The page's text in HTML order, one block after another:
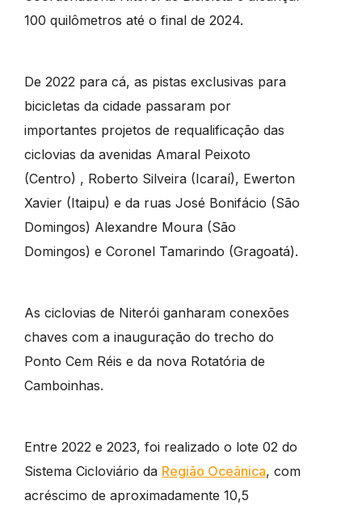
100 quilômetros até o final de 2024.
De 2022 para cá, as pistas exclusivas para
bicicletas da cidade passaram por
importantes projetos de requalificação das
ciclovias da avenidas Amaral Peixoto
(Centro) , Roberto Silveira (Icaraí), Ewerton
Xavier (Itaipu) e da ruas José Bonifácio (São
Domingos) Alexandre Moura (São
Domingos) e Coronel Tamarindo (Gragoatá).
As ciclovias de Niterói ganharam conexões
chaves com a inauguração do trecho do
Ponto Cem Réis e da nova Rotatória de
Camboinhas.
Entre 2022 e 2023, foi realizado o lote 02 do
Sistema Cicloviário da Região Oceânica, com
acréscimo de aproximadamente 10,5